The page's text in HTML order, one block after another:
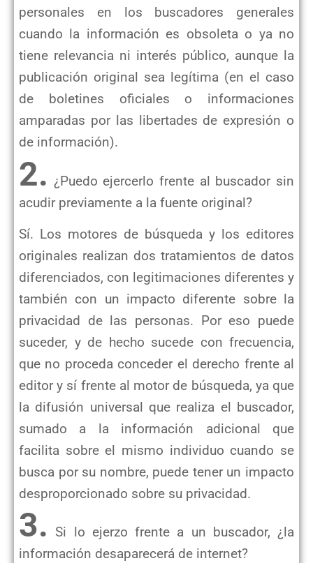
personales en los buscadores generales
cuando la información es obsoleta o ya no
tiene relevancia ni interés público, aunque la
publicación original sea legítima (en el caso
de boletines oficiales o informaciones
amparadas por las libertades de expresión o
de información).
2. ¿Puedo ejercerlo frente al buscador sin
acudir previamente a la fuente original?
Sí. Los motores de búsqueda y los editores
originales realizan dos tratamientos de datos
diferenciados, con legitimaciones diferentes y
también con un impacto diferente sobre la
privacidad de las personas. Por eso puede
suceder, y de hecho sucede con frecuencia,
que no proceda conceder el derecho frente al
editor y sí frente al motor de búsqueda, ya que
la difusión universal que realiza el buscador,
sumado a la información adicional que
facilita sobre el mismo individuo cuando se
busca por su nombre, puede tener un impacto
desproporcionado sobre su privacidad.
3. Si lo ejerzo frente a un buscador, ¿la
información desaparecerá de internet?